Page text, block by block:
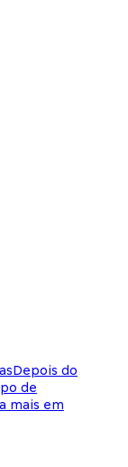
Depois do
de
mais em